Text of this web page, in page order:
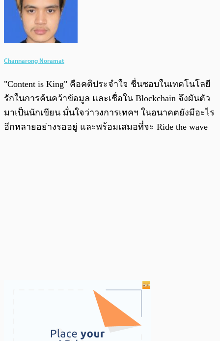
Channarong Noramat
"Content is King" คือคติประจำใจ ชื่นชอบในเทคโนโลยี
รักในการค้นคว้าข้อมูล และเชื่อใน Blockchain จึงผันตัว
มาเป็นนักเขียน มั่นใจว่าวงการเทคฯ ในอนาคตยังมีอะไร
อีกหลายอย่างรออยู่ และพร้อมเสมอที่จะ Ride the wave